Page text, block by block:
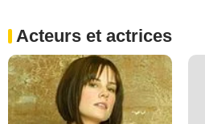
Acteurs et actrices